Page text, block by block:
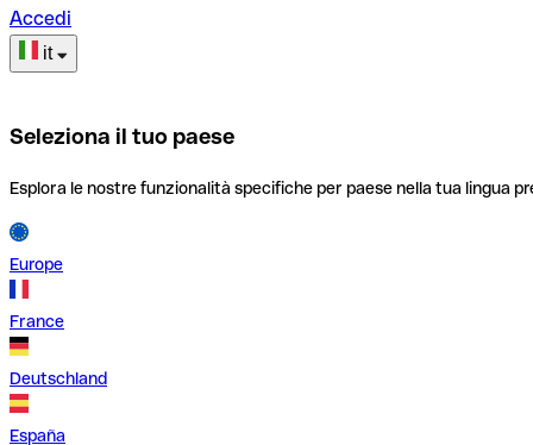
Accedi
it
Seleziona il tuo paese
Esplora le nostre funzionalità specifiche per paese nella tua lingua
Europe
France
Deutschland
España